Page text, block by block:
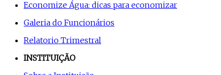
Economize Água: dicas para economizar
Galeria do Funcionários
Relatorio Trimestral
INSTITUIÇÃO